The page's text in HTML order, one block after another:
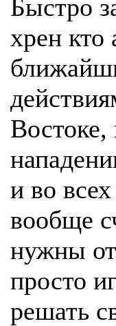
Быстро
хрен кто
Востоке,
и во
вообще
нужны
просто
решать